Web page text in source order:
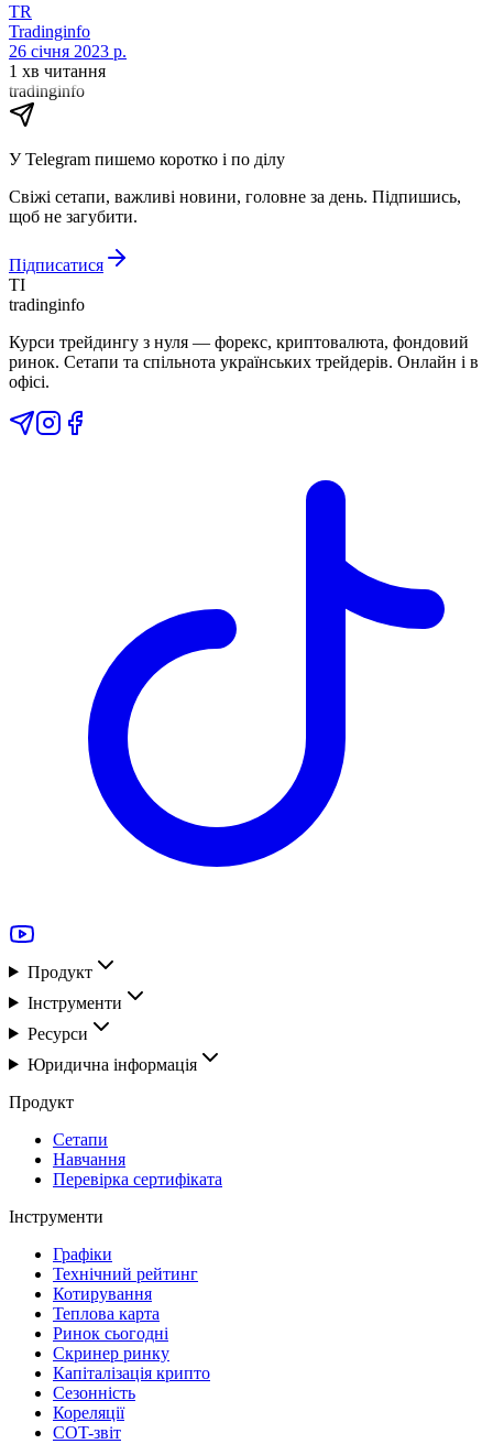
TR
Tradinginfo
26 січня 2023 р.
1 хв читання
tradinginfo
У Telegram пишемо коротко і по ділу
Свіжі сетапи, важливі новини, головне за день. Підпишись,
щоб не загубити.
Підписатися
TI
tradinginfo
Курси трейдингу з нуля — форекс, криптовалюта, фондовий
ринок. Сетапи та спільнота українських трейдерів. Онлайн і в
офісі.
Продукт
Інструменти
Ресурси
Юридична інформація
Продукт
Сетапи
Навчання
Перевірка сертифіката
Інструменти
Графіки
Технічний рейтинг
Котирування
Теплова карта
Ринок сьогодні
Скринер ринку
Капіталізація крипто
Сезонність
Кореляції
COT-звіт